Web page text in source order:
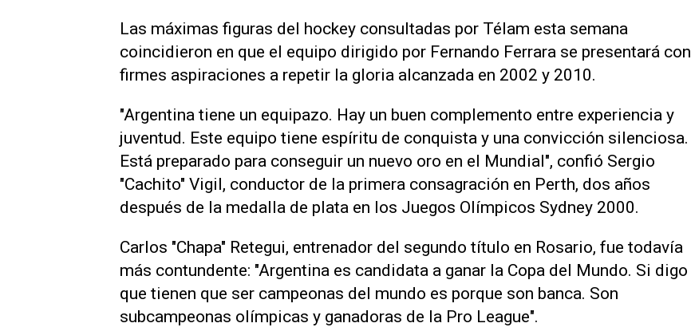
Las máximas figuras del hockey consultadas por Télam esta semana
coincidieron en que el equipo dirigido por Fernando Ferrara se presentará con
firmes aspiraciones a repetir la gloria alcanzada en 2002 y 2010.
"Argentina tiene un equipazo. Hay un buen complemento entre experiencia y
juventud. Este equipo tiene espíritu de conquista y una convicción silenciosa.
Está preparado para conseguir un nuevo oro en el Mundial", confió Sergio
"Cachito" Vigil, conductor de la primera consagración en Perth, dos años
después de la medalla de plata en los Juegos Olímpicos Sydney 2000.
Carlos "Chapa" Retegui, entrenador del segundo título en Rosario, fue todavía
más contundente: "Argentina es candidata a ganar la Copa del Mundo. Si digo
que tienen que ser campeonas del mundo es porque son banca. Son
subcampeonas olímpicas y ganadoras de la Pro League".